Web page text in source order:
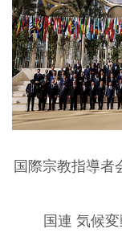
国際宗教指導
国連 気候